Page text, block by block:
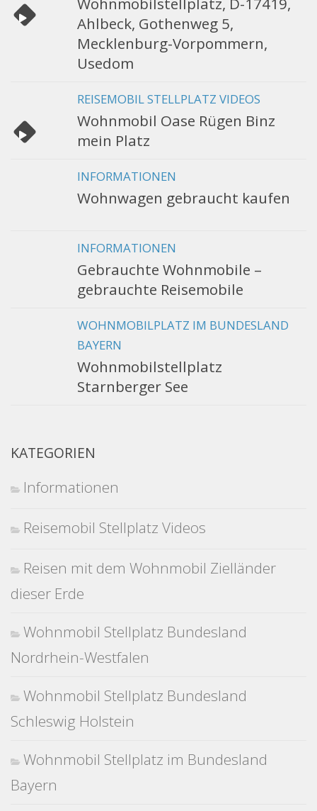
Ahlbeck, Gothenweg 5,
Mecklenburg-Vorpommern,
Usedom
REISEMOBIL STELLPLATZ VIDEOS
Wohnmobil Oase Rügen Binz
mein Platz
INFORMATIONEN
Wohnwagen gebraucht kaufen
INFORMATIONEN
Gebrauchte Wohnmobile –
gebrauchte Reisemobile
WOHNMOBILPLATZ IM BUNDESLAND
BAYERN
Wohnmobilstellplatz
Starnberger See
KATEGORIEN
Informationen
Reisemobil Stellplatz Videos
Reisen mit dem Wohnmobil Zielländer
dieser Erde
Wohnmobil Stellplatz Bundesland
Nordrhein-Westfalen
Wohnmobil Stellplatz Bundesland
Schleswig Holstein
Wohnmobil Stellplatz im Bundesland
Bayern